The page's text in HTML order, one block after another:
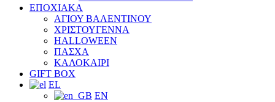
ΕΠΟΧΙΑΚΑ
ΑΓΙΟΥ ΒΑΛΕΝΤΙΝΟΥ
ΧΡΙΣΤΟΥΓΕΝΝΑ
HALLOWEEN
ΠΑΣΧΑ
ΚΑΛΟΚΑΙΡΙ
GIFT BOX
EL
EN